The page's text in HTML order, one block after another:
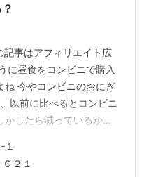
事はアフィリエイト広
に昼食をコンビニで購入
ね 今やコンビニのおにぎ
以前に比べるとコンビニ
したら減っているかも
いのではないでしょう
（またはパン１個）と野
１
Ｇ２１